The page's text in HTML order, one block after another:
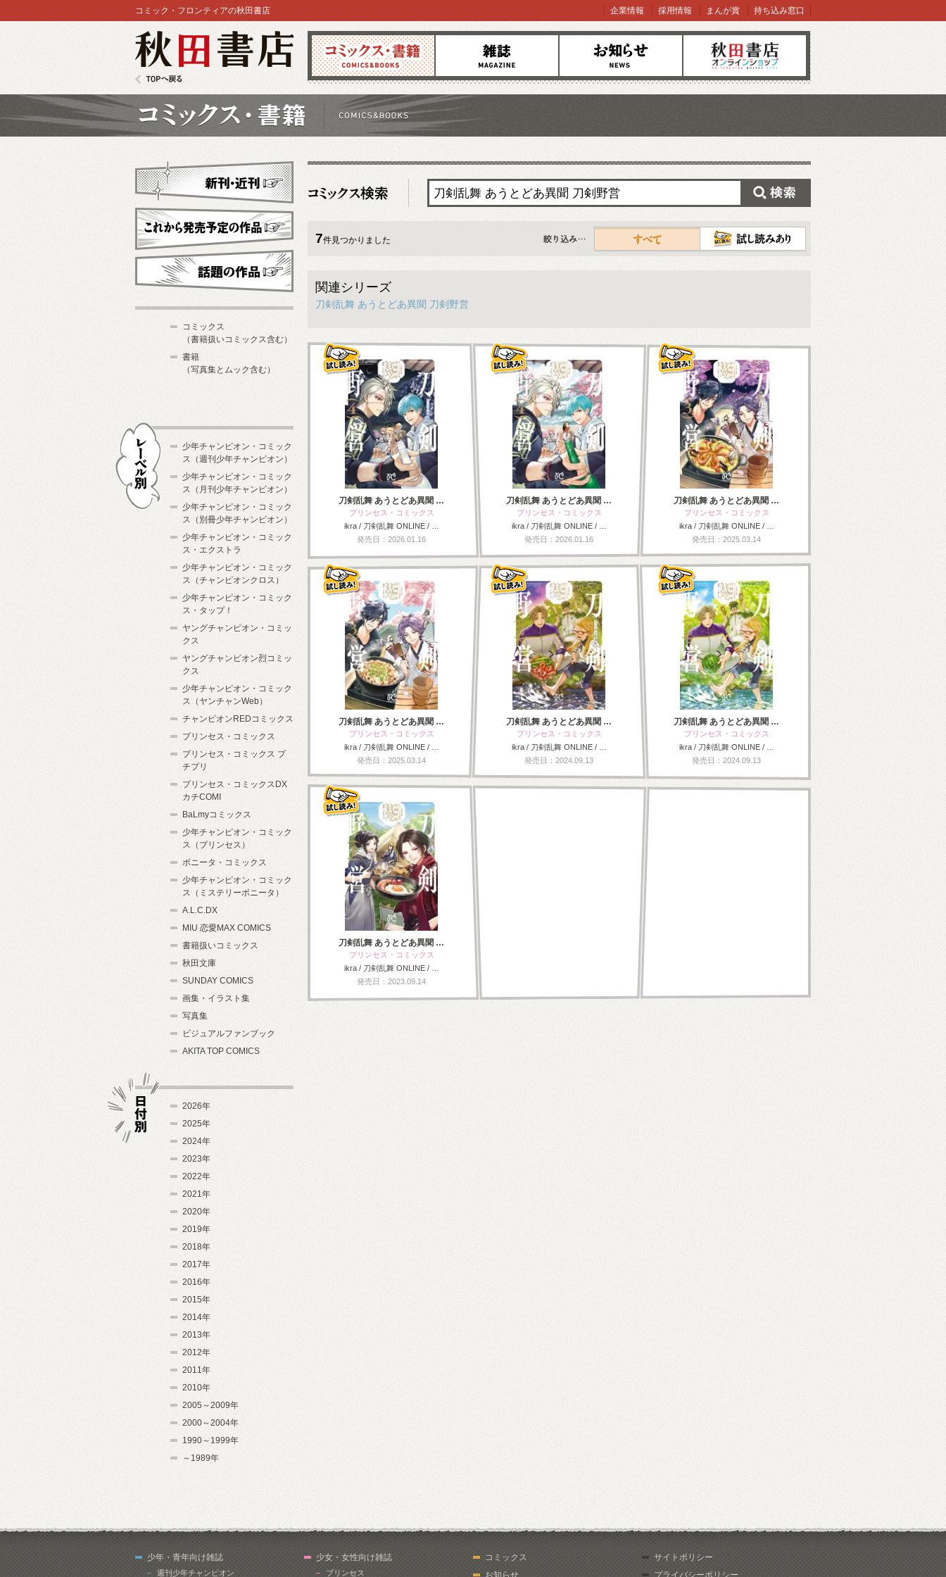
コミックス 雑誌 お知らせ オンラインショップ
コミック・フロンティアの秋田書店 企業情報 採用情報 まんが賞 持ち込み窓口
7件見つかりました
すべて
関連シリーズ
刀剣乱舞 あうとどあ異聞 刀剣野営
刀剣乱舞 あうとどあ異聞 …
プリンセス・コミックス
ikra / 刀剣乱舞 ONLINE / …
発売日：2026.01.16
刀剣乱舞 あうとどあ異聞 …
プリンセス・コミックス
ikra / 刀剣乱舞 ONLINE / …
発売日：2026.01.16
刀剣乱舞 あうとどあ異聞 …
プリンセス・コミックス
ikra / 刀剣乱舞 ONLINE / …
発売日：2025.03.14
刀剣乱舞 あうとどあ異聞 …
プリンセス・コミックス
ikra / 刀剣乱舞 ONLINE / …
発売日：2025.03.14
刀剣乱舞 あうとどあ異聞 …
プリンセス・コミックス
ikra / 刀剣乱舞 ONLINE / …
発売日：2024.09.13
刀剣乱舞 あうとどあ異聞 …
プリンセス・コミックス
ikra / 刀剣乱舞 ONLINE / …
発売日：2024.09.13
刀剣乱舞 あうとどあ異聞 …
プリンセス・コミックス
ikra / 刀剣乱舞 ONLINE / …
発売日：2023.09.14
新刊・近刊
これから発売予定
コミックス
（書籍扱いコミックス含む）
書籍
（写真集とムック含む）
少年チャンピオン・コミック
ス（週刊少年チャンピオン）
少年チャンピオン・コミック
ス（月刊少年チャンピオン）
少年チャンピオン・コミック
ス（別冊少年チャンピオン）
少年チャンピオン・コミック
ス・エクストラ
少年チャンピオン・コミック
ス（チャンピオンクロス）
少年チャンピオン・コミック
ス・タップ！
ヤングチャンピオン・コミッ
クス
ヤングチャンピオン烈コミッ
クス
少年チャンピオン・コミック
ス（ヤンチャンWeb）
チャンピオンREDコミックス
プリンセス・コミックス
プリンセス・コミックス プ
チプリ
プリンセス・コミックスDX
カチCOMI
BaLmyコミックス
少年チャンピオン・コミック
ス（プリンセス）
ボニータ・コミックス
少年チャンピオン・コミック
ス（ミステリーボニータ）
A.L.C.DX
MIU 恋愛MAX COMICS
書籍扱いコミックス
秋田文庫
SUNDAY COMICS
画集・イラスト集
写真集
ビジュアルファンブック
AKITA TOP COMICS
2026年
2025年
2024年
2023年
2022年
2021年
2020年
2019年
2018年
2017年
2016年
2015年
2014年
2013年
2012年
2011年
2010年
2005～2009年
2000～2004年
1990～1999年
～1989年
少年・青年向け雑誌
週刊少年チャンピオン
少女・女性向け雑誌
プリンセス
コミックス
お知らせ
サイトポリシー
プライバシーポリシー